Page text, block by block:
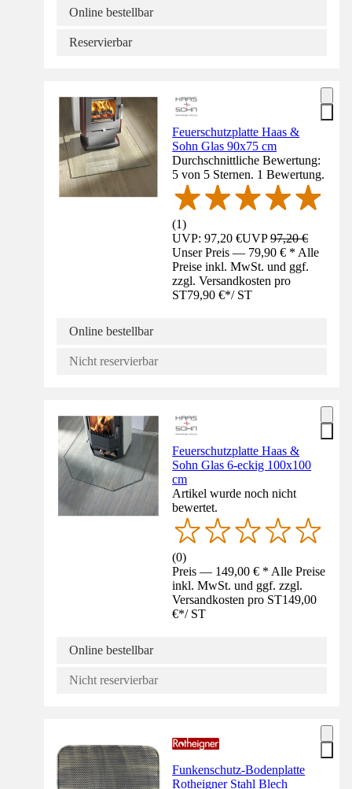
Online bestellbar
Reservierbar
Feuerschutzplatte Haas &
Sohn Glas 90x75 cm
Durchschnittliche Bewertung:
5 von 5 Sternen. 1 Bewertung.
(1)
UVP: 97,20 €UVP97,20 €
Unser Preis — 79,90 € * Alle
Preise inkl. MwSt. und ggf.
zzgl. Versandkosten pro
ST79,90 €*/ ST
Online bestellbar
Nicht reservierbar
Feuerschutzplatte Haas &
Sohn Glas 6-eckig 100x100
cm
Artikel wurde noch nicht
bewertet.
(0)
Preis — 149,00 € * Alle Preise
inkl. MwSt. und ggf. zzgl.
Versandkosten pro ST149,00
€*/ ST
Online bestellbar
Nicht reservierbar
Funkenschutz-Bodenplatte
Rotheigner Stahl Blech